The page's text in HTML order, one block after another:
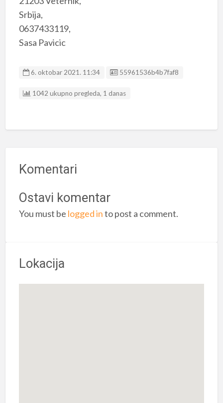
Srbija,
0637433119,
Sasa Pavicic
6. oktobar 2021. 11:34 Listing ID
55961536b4b7faf8
1042 ukupno pregleda, 1 danas
Komentari
Ostavi komentar
You must be logged into post a comment.
Lokacija